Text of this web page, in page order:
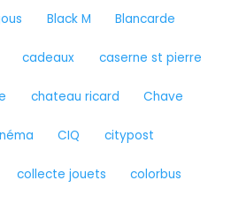
Black M Blancarde
cadeaux caserne st pierre
chateau ricard Chave
CIQ citypost
collecte jouets colorbus